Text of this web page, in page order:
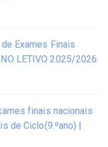
Exames Finais
LETIVO 2025/2026
finais nacionais
de Ciclo(9.ºano) |